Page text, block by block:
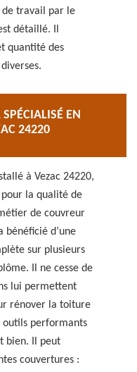
de travail par le
détaillé. Il
quantité des
EN
24220
à Vezac 24220,
la qualité de
de couvreur
bénéficié d’une
sur plusieurs
Il ne cesse de
lui permettent
rénover la toiture
outils performants
bien. Il peut
couvertures :